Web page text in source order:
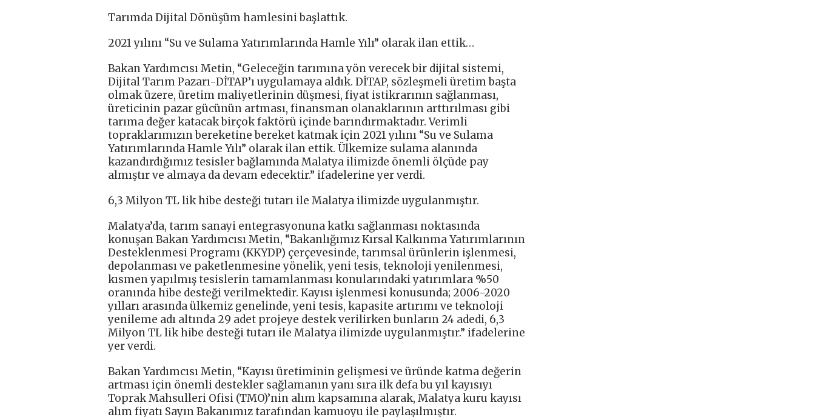
Tarımda Dijital Dönüşüm hamlesini başlattık.
2021 yılını “Su ve Sulama Yatırımlarında Hamle Yılı” olarak ilan ettik…
Bakan Yardımcısı Metin, “Geleceğin tarımına yön verecek bir dijital sistemi,
Dijital Tarım Pazarı-DİTAP’ı uygulamaya aldık. DİTAP, sözleşmeli üretim başta
olmak üzere, üretim maliyetlerinin düşmesi, fiyat istikrarının sağlanması,
üreticinin pazar gücünün artması, finansman olanaklarının arttırılması gibi
tarıma değer katacak birçok faktörü içinde barındırmaktadır. Verimli
topraklarımızın bereketine bereket katmak için 2021 yılını “Su ve Sulama
Yatırımlarında Hamle Yılı” olarak ilan ettik. Ülkemize sulama alanında
kazandırdığımız tesisler bağlamında Malatya ilimizde önemli ölçüde pay
almıştır ve almaya da devam edecektir.” ifadelerine yer verdi.
6,3 Milyon TL lik hibe desteği tutarı ile Malatya ilimizde uygulanmıştır.
Malatya’da, tarım sanayi entegrasyonuna katkı sağlanması noktasında
konuşan Bakan Yardımcısı Metin, “Bakanlığımız Kırsal Kalkınma Yatırımlarının
Desteklenmesi Programı (KKYDP) çerçevesinde, tarımsal ürünlerin işlenmesi,
depolanması ve paketlenmesine yönelik, yeni tesis, teknoloji yenilenmesi,
kısmen yapılmış tesislerin tamamlanması konularındaki yatırımlara %50
oranında hibe desteği verilmektedir. Kayısı işlenmesi konusunda; 2006-2020
yılları arasında ülkemiz genelinde, yeni tesis, kapasite artırımı ve teknoloji
yenileme adı altında 29 adet projeye destek verilirken bunların 24 adedi, 6,3
Milyon TL lik hibe desteği tutarı ile Malatya ilimizde uygulanmıştır.” ifadelerine
yer verdi.
Bakan Yardımcısı Metin, “Kayısı üretiminin gelişmesi ve üründe katma değerin
artması için önemli destekler sağlamanın yanı sıra ilk defa bu yıl kayısıyı
Toprak Mahsulleri Ofisi (TMO)’nin alım kapsamına alarak, Malatya kuru kayısı
alım fiyatı Sayın Bakanımız tarafından kamuoyu ile paylaşılmıştır.